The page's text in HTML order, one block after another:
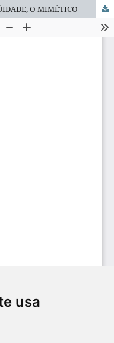
usa
O MIMÉTICO